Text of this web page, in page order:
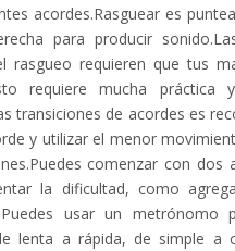
acordes.Rasguear es
para producir
rasgueo requieren que tus
requiere mucha práctica
transiciones de acordes es
y utilizar el menor
comenzar con dos
la dificultad, como
usar un metrónomo
lenta a rápida, de simple a